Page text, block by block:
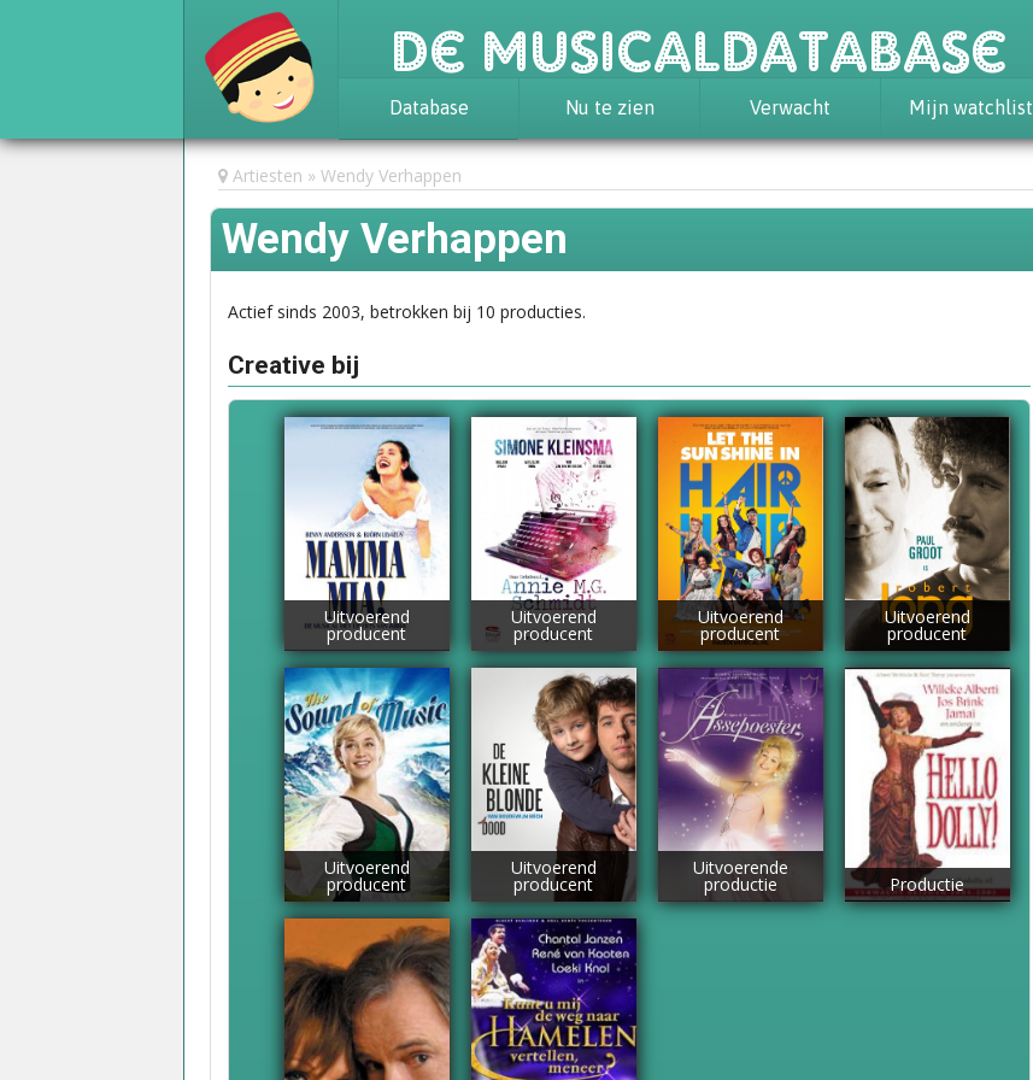
De Musicaldatabase
Database
Achtergrond
Awards
Statistieken
Nu te zien Verwacht Mijn watchlist
Artiesten Wendy Verhappen
Wendy Verhappen
Actief sinds 2003, betrokken bij 10 producties.
Creative bij
Uitvoerend
producent
Uitvoerend
producent
Uitvoerend
producent
Uitvoerend
producent
Uitvoerend
producent
Uitvoerend
producent
Uitvoerende
productie Productie